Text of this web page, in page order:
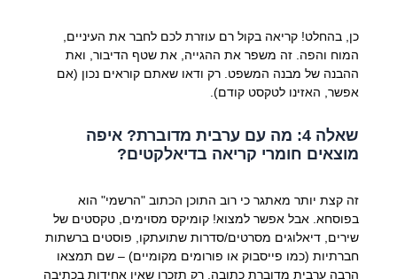
כן, בהחלט! קריאה בקול רם עוזרת לכם לחבר את העיניים,
המוח והפה. זה משפר את ההגייה, את שטף הדיבור, ואת
ההבנה של מבנה המשפט. רק ודאו שאתם קוראים נכון (אם
אפשר, האזינו לטקסט קודם).
שאלה 4: מה עם ערבית מדוברת? איפה
מוצאים חומרי קריאה בדיאלקטים?
זה קצת יותר מאתגר כי רוב התוכן הכתוב "הרשמי" הוא
בפוסחא. אבל אפשר למצוא! קומיקס מסוימים, טקסטים של
שירים, דיאלוגים מסרטים/סדרות שתועתקו, פוסטים ברשתות
חברתיות (כמו פייסבוק או פורומים מקומיים) – שם תמצאו
הרבה ערבית מדוברת כתובה. רק תזכרו שאין אחידות בכתיבה